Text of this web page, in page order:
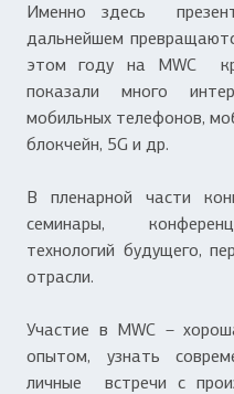
Именно здесь
дальнейшем
этом году на MWC
показали много
мобильных телефонов,
блокчейн, 5G и др.
В пленарной части
семинары,
технологий будущего,
отрасли.
Участие в MWC –
опытом, узнать
личные встречи с